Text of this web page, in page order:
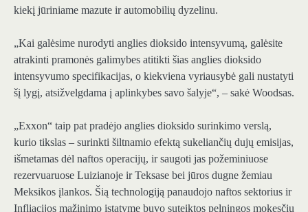
kiekį jūriniame mazute ir automobilių dyzelinu.
„Kai galėsime nurodyti anglies dioksido intensyvumą, galėsite
atrakinti pramonės galimybes atitikti šias anglies dioksido
intensyvumo specifikacijas, o kiekviena vyriausybė gali nustatyti
šį lygį, atsižvelgdama į aplinkybes savo šalyje“, – sakė Woodsas.
„Exxon“ taip pat pradėjo anglies dioksido surinkimo verslą,
kurio tikslas – surinkti šiltnamio efektą sukeliančių dujų emisijas,
išmetamas dėl naftos operacijų, ir saugoti jas požeminiuose
rezervuaruose Luizianoje ir Teksase bei jūros dugne žemiau
Meksikos įlankos. Šią technologiją panaudojo naftos sektorius ir
Infliacijos mažinimo įstatyme buvo suteiktos pelningos mokesčių